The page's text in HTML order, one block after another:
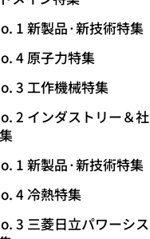
1 新製品·新技術特集
4 原子力特集
3 工作機械特集
2 インダストリー＆社
1 新製品·新技術特集
4 冷熱特集
3 三菱日立パワーシス